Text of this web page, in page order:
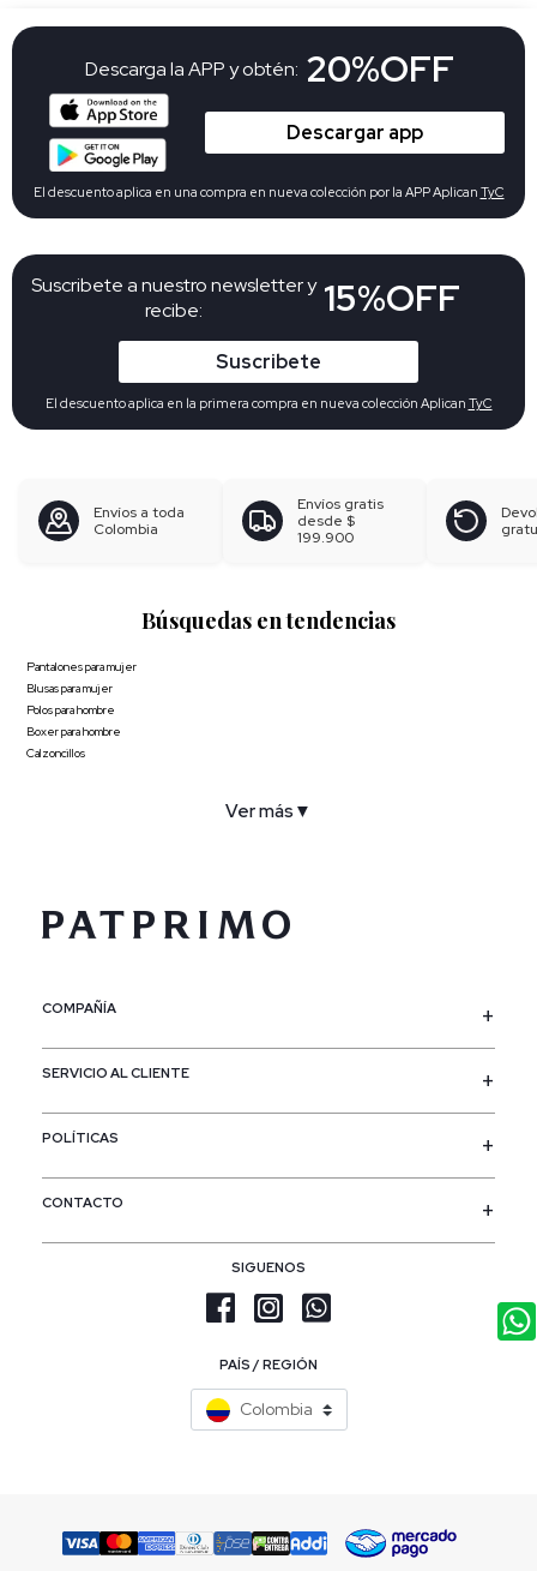
Suscribete a nuestro newsletter y
recibe:
15%OFF
Suscribete
El descuento aplica en la primera compra en nueva colección Aplican TyC
Descarga la APP y obtén: 20%OFF
Descargar app
El descuento aplica en una compra en nueva colección por la APP Aplican TyC
Envíos a toda
Colombia
Envíos gratis
desde $
199.900
Búsquedas en tendencias
Pantalones para mujer
Blusas para mujer
Polos para hombre
Boxer para hombre
Calzoncillos
Ver más ▼
COMPAÑÍA
SERVICIO AL CLIENTE
POLÍTICAS
SIGUENOS
PAÍS / REGIÓN
Colombia
CONTACTO